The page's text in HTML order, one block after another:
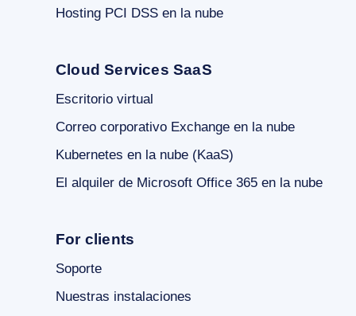
Hosting PCI DSS en la nube
Cloud Services SaaS
Escritorio virtual
Correo corporativo Exchange en la nube
Kubernetes en la nube (KaaS)
El alquiler de Microsoft Office 365 en la nube
For clients
Soporte
Nuestras instalaciones